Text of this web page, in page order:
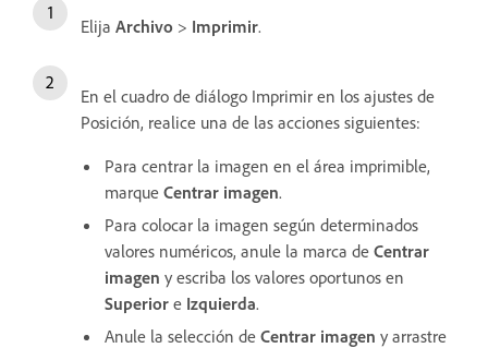
Elija Archivo > Imprimir.
En el cuadro de diálogo Imprimir en los ajustes de
Posición, realice una de las acciones siguientes:
Para centrar la imagen en el área imprimible,
marque Centrar imagen.
Para colocar la imagen según determinados
valores numéricos, anule la marca de Centrar
imagen y escriba los valores oportunos en
Superior e Izquierda.
Anule la selección de Centrar imagen y arrastre